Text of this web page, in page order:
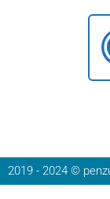
2019 - 2024 ©